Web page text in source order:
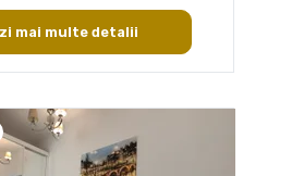
mai multe detalii